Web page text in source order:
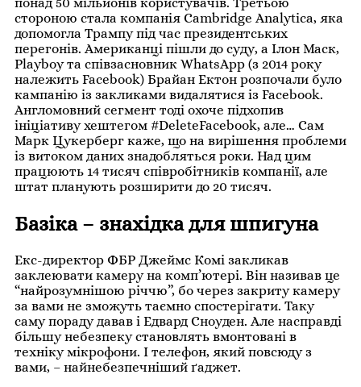
понад 50 мільйонів користувачів. Третьою
стороною стала компанія Cambridge Analytica, яка
допомогла Трампу під час президентських
перегонів. Американці пішли до суду, а Ілон Маск,
Playboy та співзасновник WhatsApp (з 2014 року
належить Facebook) Брайан Ектон розпочали було
кампанію із закликами видалятися із Facebook.
Англомовний сегмент тоді охоче підхопив
ініціативу хештегом #DeleteFacebook, але… Сам
Марк Цукерберг каже, що на вирішення проблеми
із витоком даних знадобляться роки. Над цим
працюють 14 тисяч співробітників компанії, але
штат планують розширити до 20 тисяч.
Базіка – знахідка для шпигуна
Екс-директор ФБР Джеймс Комі закликав
заклеювати камеру на комп’ютері. Він називав це
“найрозумнішою річчю”, бо через закриту камеру
за вами не зможуть таємно спостерігати. Таку
саму пораду давав і Едвард Сноуден. Але насправді
більшу небезпеку становлять вмонтовані в
техніку мікрофони. І телефон, який повсюду з
вами, – найнебезпечніший ґаджет.